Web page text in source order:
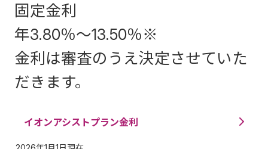
固定金利
年3.80％～13.50％※
金利は審査のうえ決定させていた
だきます。
イオンアシストプラン金利